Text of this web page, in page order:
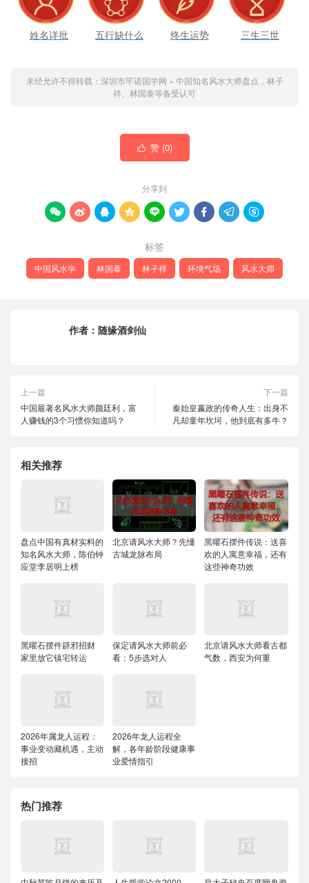
姓名详批 五行缺什么 终生运势 三生三世
未经允许不得转载： 深圳市芊诺国学网 » 中国知名风水大师盘点，林子
祥、林国泰等备受认可
 赞 (0)
分享到
        
标签
中国风水学 林国泰 林子祥 环境气场 风水大师
作者： 随缘酒剑仙
上一篇
中国最著名风水大师颜廷利，富
人赚钱的3个习惯你知道吗？
下一篇
秦始皇嬴政的传奇人生：出身不
凡却童年坎坷，他到底有多牛？
相关推荐
盘点中国有真材实料的
知名风水大师，陈伯钟
应堂李居明上榜
北京请风水大师？先懂
古城龙脉布局
黑曜石摆件传说：送喜
欢的人寓意幸福，还有
这些神奇功效
黑曜石摆件辟邪招财
家里放它镇宅转运
保定请风水大师前必
看：5步选对人
北京请风水大师看古都
气数，西安为何重
2026年属龙人运程：
事业变动藏机遇，主动
接招
2026年龙人运程全
解，各年龄阶段健康事
业爱情指引
热门推荐